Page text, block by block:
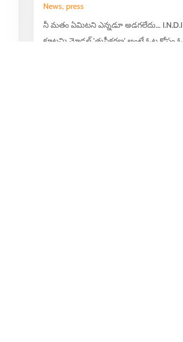
News, press
నీ మతం ఏమిటని ఎన్నడూ అడగలేదు… I.N.D.I
కూటమి మోడల్‌ 'తుష్టీకరణ' అంటే ఓట్ల కోసం ఓ